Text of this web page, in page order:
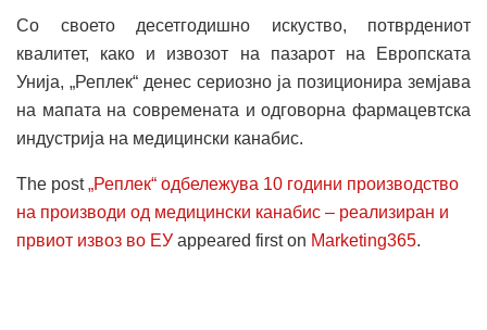
Со своето десетгодишно искуство, потврдениот
квалитет, како и извозот на пазарот на Европската
Унија, „Реплек“ денес сериозно ја позиционира земјава
на мапата на современата и одговорна фармацевтска
индустрија на медицински канабис.
The post„Реплек“ одбележува 10 години производство
на производи од медицински канабис – реализиран и
првиот извоз во ЕУ appeared first on Marketing365.